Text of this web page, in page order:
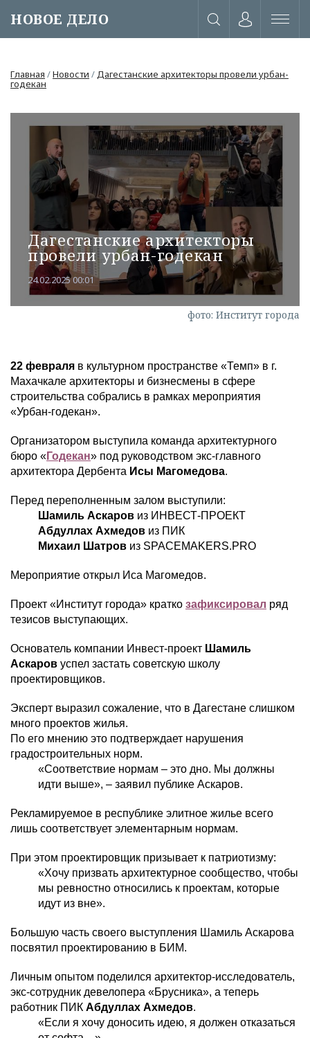
НОВОЕ ДЕЛО
или через соц. сети
Главная /Новости /Дагестанские архитекторы провели урбан-
годекан
Дагестанские архитекторы
провели урбан-годекан
24.02.2025 00:01
фото: Институт города
22 февраля в культурном пространстве «Темп» в г.
Махачкале архитекторы и бизнесмены в сфере
строительства собрались в рамках мероприятия
«Урбан-годекан».
Организатором выступила команда архитектурного
бюро «Годекан» под руководством экс-главного
архитектора Дербента Исы Магомедова.
Перед переполненным залом выступили:
Шамиль Аскаров из ИНВЕСТ-ПРОЕКТ
Абдуллах Ахмедов из ПИК
Михаил Шатров из SPACEMAKERS.PRO
Мероприятие открыл Иса Магомедов.
Проект «Институт города» кратко зафиксировал ряд
тезисов выступающих.
Основатель компании Инвест-проект Шамиль
Аскаров успел застать советскую школу
проектировщиков.
Эксперт выразил сожаление, что в Дагестане слишком
много проектов жилья.
По его мнению это подтверждает нарушения
градостроительных норм.
«Соответствие нормам – это дно. Мы должны
идти выше», ­– заявил публике Аскаров.
Рекламируемое в республике элитное жилье всего
лишь соответствует элементарным нормам.
При этом проектировщик призывает к патриотизму:
«Хочу призвать архитектурное сообщество, чтобы
мы ревностно относились к проектам, которые
идут из вне».
Большую часть своего выступления Шамиль Аскарова
посвятил проектированию в БИМ.
Личным опытом поделился архитектор-исследователь,
экс-сотрудник девелопера «Брусника», а теперь
работник ПИК Абдуллах Ахмедов.
«Если я хочу доносить идею, я должен отказаться